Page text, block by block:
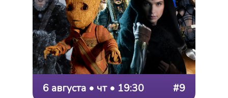
6 августа • чт • 19:30 #9